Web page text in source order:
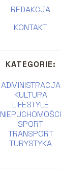
REDAKCJA
KONTAKT
KATEGORIE:
ADMINISTRACJA
KULTURA
LIFESTYLE
NIERUCHOMOŚCI
SPORT
TRANSPORT
TURYSTYKA